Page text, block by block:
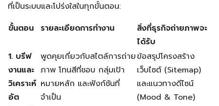
ที่เป็นระบบและโปร่งใสในทุกขั้นตอน:
ขั้นตอน
รายละเอียดการทำงาน
สิ่งที่ธุรกิจถ่ายภาพจะ
ได้รับ
1. บรีฟ
งานและ
วิเคราะห์
อัต
พูดคุยเกี่ยวกับสไตล์การถ่าย
ภาพ โทนสีที่ชอบ กลุ่มเป้า
หมายหลัก และฟังก์ชันที่
จำเป็น
ข้อสรุปโครงสร้าง
เว็บไซต์ (Sitemap)
และแนวทางดีไซน์
(Mood & Tone)